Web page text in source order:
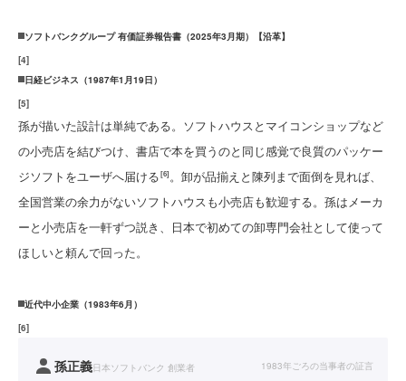
ソフトバンクグループ 有価証券報告書（2025年3月期）【沿革】
[4]
日経ビジネス（1987年1月19日）
[5]
孫が描いた設計は単純である。ソフトハウスとマイコンショップなど
の小売店を結びつけ、書店で本を買うのと同じ感覚で良質のパッケー
ジソフトをユーザへ届ける[6]。卸が品揃えと陳列まで面倒を見れば、
全国営業の余力がないソフトハウスも小売店も歓迎する。孫はメーカ
ーと小売店を一軒ずつ説き、日本で初めての卸専門会社として使って
ほしいと頼んで回った。
近代中小企業（1983年6月）
[6]
孫正義日本ソフトバンク 創業者 1983年ごろの当事者の証言